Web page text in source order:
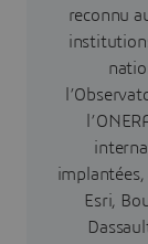
reconnu
Esri,